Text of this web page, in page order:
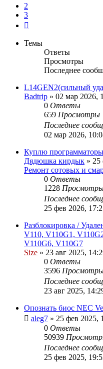
2
3
Темы
Ответы
Просмотры
Последнее
L14GEN2(сильный
Badtrip » 02 мар 2026,
0 Ответы
659 Просмотры
Последнее
02 мар 2026,
Куплю
Дядюшка кирдык » 25
Ремонт сотовых и
0 Ответы
1228
Последнее
25 фев 2026,
Разблокировка /
V110, V110G1,
V110G6, V110G7
Size » 23 авг 2025,
0 Ответы
3596
Последнее
23 авг 2025,
Опознать биос NEC
aleg7 » 25 фев 2025,
0 Ответы
50939
Последнее
25 фев 2025,